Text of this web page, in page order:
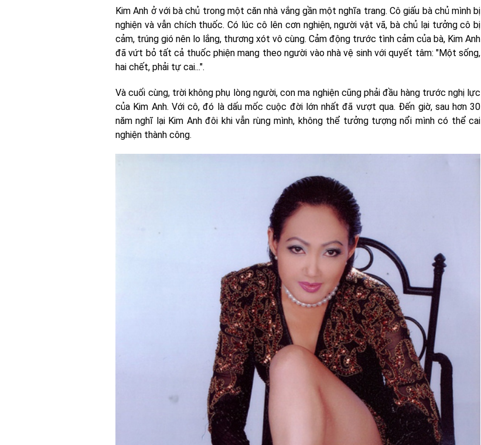
Kim Anh ở với bà chủ trong một căn nhà vắng gần một nghĩa trang. Cô giấu bà chủ mình bị
nghiện và vẫn chích thuốc. Có lúc cô lên cơn nghiện, người vật vã, bà chủ lại tưởng cô bị
cảm, trúng gió nên lo lắng, thương xót vô cùng. Cảm động trước tình cảm của bà, Kim Anh
đã vứt bỏ tất cả thuốc phiện mang theo người vào nhà vệ sinh với quyết tâm: "Một sống,
hai chết, phải tự cai...".
Và cuối cùng, trời không phụ lòng người, con ma nghiện cũng phải đầu hàng trước nghị lực
của Kim Anh. Với cô, đó là dấu mốc cuộc đời lớn nhất đã vượt qua. Đến giờ, sau hơn 30
năm nghĩ lại Kim Anh đôi khi vẫn rùng mình, không thể tưởng tượng nổi mình có thể cai
nghiện thành công.